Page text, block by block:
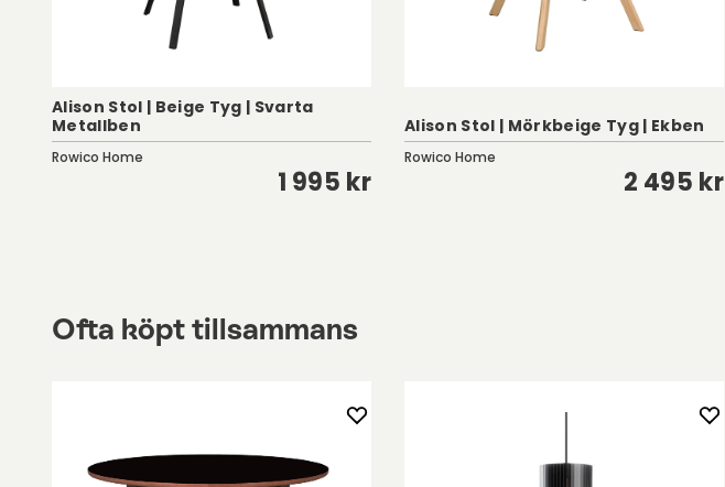
Alison Stol | Beige Tyg | Svarta
Metallben
Rowico Home
1 995 kr
Alison Stol | Mörkbeige Tyg | Ekben
Rowico Home
2 495 kr
Ofta köpt tillsammans